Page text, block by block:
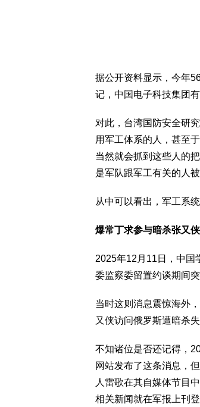
据公开资料显示，今年
记，中国电子科技集团
对此，台湾国防安全研
用军工体系的人，甚至
当然就会抓到这些人的
是军队跟军工有关的人
从中可以看出，军工系
爆常丁求参与暗杀张又侠
2025年12月11日，中国
委监察委留置约谈期间突
当时这则消息震惊海外
又侠访问俄罗斯遭暗杀失
不知诸位是否还记得，
网站发布了这条消息，
人雷歌在其自媒体节目
相关新闻就在军报上刊